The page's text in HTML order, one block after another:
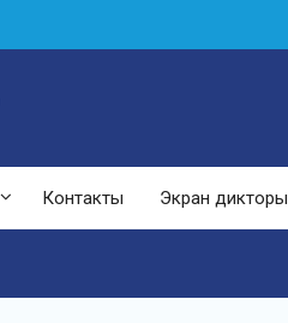
Контакты Экран дикторы